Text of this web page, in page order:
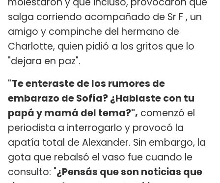
salga corriendo acompañado de Sr F , un
amigo y compinche del hermano de
Charlotte, quien pidió a los gritos que lo
"dejara en paz".
"Te enteraste de los rumores de
embarazo de Sofía? ¿Hablaste con tu
papá y mamá del tema?", comenzó el
periodista a interrogarlo y provocó la
apatía total de Alexander. Sin embargo, la
gota que rebalsó el vaso fue cuando le
consulto: "¿Pensás que son noticias que